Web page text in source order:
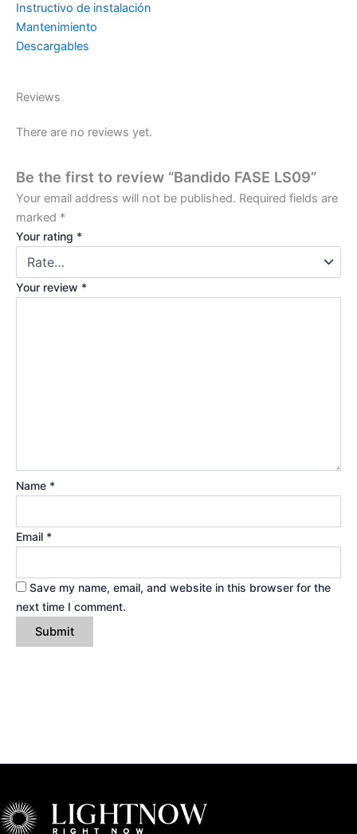
Instructivo de instalación
Mantenimiento
Descargables
Reviews
There are no reviews yet.
Be the first to review “Bandido FASE LS09”
Your email address will not be published. Required fields are
marked *
Your rating *
Your review *
Name *
Email *
Save my name, email, and website in this browser for the
next time I comment.